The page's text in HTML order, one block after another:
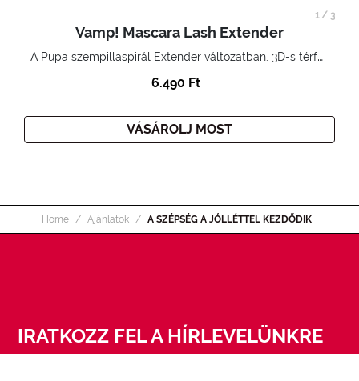
Vamp! Mascara Lash Extender
A Pupa szempillaspirál Extender változatban. 3D-s térfogatnövelő hatás. Hihetetlenül hosszú és göndör szempillák
6.490 Ft
VÁSÁROLJ MOST
1/ 3
Home Ajánlatok A SZÉPSÉG A JÓLLÉTTEL KEZDŐDIK
IRATKOZZ FEL A HÍRLEVELÜNKRE